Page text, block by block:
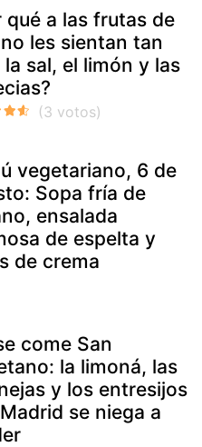
qué a las frutas de
les sientan tan
la sal, el limón y las
vegetariano, 6 de
Sopa fría de
ensalada
de espelta y
de crema
come San
la limoná, las
y los entresijos
se niega a